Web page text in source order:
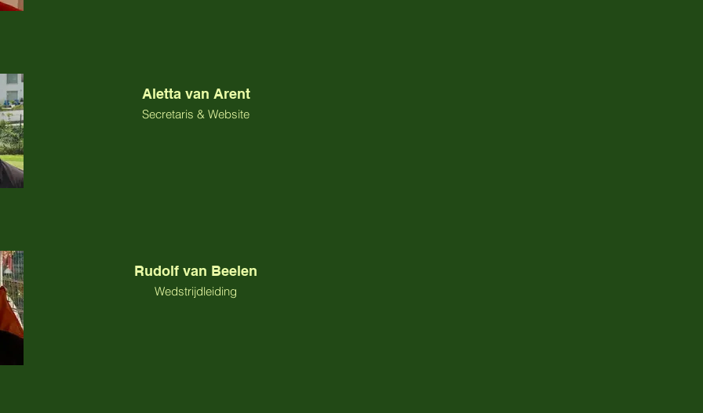
Aletta van Arent
Secretaris & Website
Rudolf van Beelen
Wedstrijdleiding